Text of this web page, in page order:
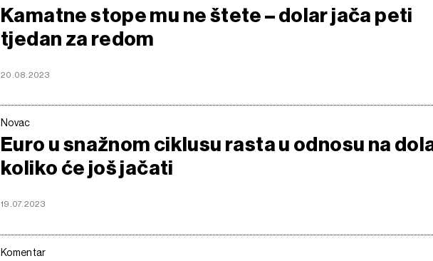
Kamatne stope mu ne štete – dolar jača peti
tjedan za redom
20.08.2023
Novac
Euro u snažnom ciklusu rasta u odnosu na
koliko će još jačati
19.07.2023
Komentar